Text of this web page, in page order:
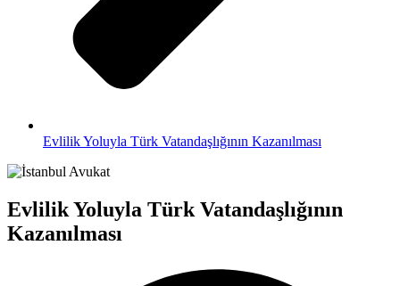
Evlilik Yoluyla Türk Vatandaşlığının Kazanılması
Evlilik Yoluyla Türk Vatandaşlığının
Kazanılması